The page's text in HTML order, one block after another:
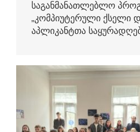
საგანმანათლებლო
„კომპიუტერული ქსელი
აპლიკანტთა